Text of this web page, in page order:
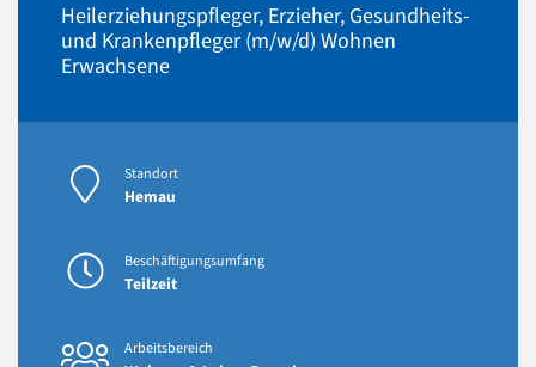
Heilerziehungspfleger, Erzieher, Gesundheits-
und Krankenpfleger (m/w/d) Wohnen
Erwachsene
Standort
Hemau
Beschäftigungsumfang
Teilzeit
Arbeitsbereich